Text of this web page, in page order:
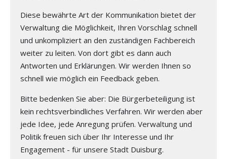
Diese bewährte Art der Kommunikation bietet der
Verwaltung die Möglichkeit, Ihren Vorschlag schnell
und unkompliziert an den zuständigen Fachbereich
weiter zu leiten. Von dort gibt es dann auch
Antworten und Erklärungen. Wir werden Ihnen so
schnell wie möglich ein Feedback geben.
Bitte bedenken Sie aber: Die Bürgerbeteiligung ist
kein rechtsverbindliches Verfahren. Wir werden aber
jede Idee, jede Anregung prüfen. Verwaltung und
Politik freuen sich über Ihr Interesse und Ihr
Engagement - für unsere Stadt Duisburg.